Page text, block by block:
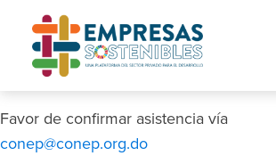
Favor de confirmar asistencia vía
conep@conep.org.do